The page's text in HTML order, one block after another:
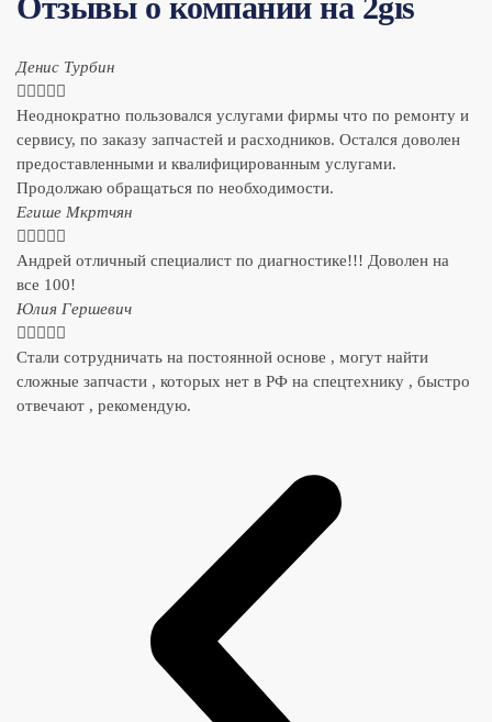
Отзывы о компании на 2gis
Денис Турбин
    
Неоднократно пользовался услугами фирмы что по ремонту и
сервису, по заказу запчастей и расходников. Остался доволен
предоставленными и квалифицированным услугами.
Продолжаю обращаться по необходимости.
​Егише Мкртчян
    
Андрей отличный специалист по диагностике!!! Доволен на
все 100!
​Юлия Гершевич
    
Стали сотрудничать на постоянной основе , могут найти
сложные запчасти , которых нет в РФ на спецтехнику , быстро
отвечают , рекомендую.